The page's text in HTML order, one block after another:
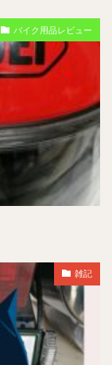
バイク用品レビュー
雑記